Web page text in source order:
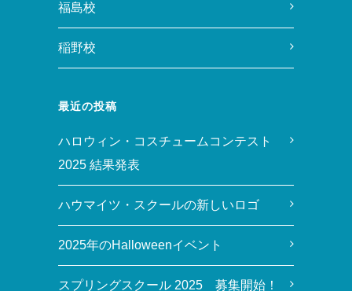
福島校
稲野校
最近の投稿
ハロウィン・コスチュームコンテスト
2025 結果発表
ハウマイツ・スクールの新しいロゴ
2025年のHalloweenイベント
スプリングスクール 2025 募集開始！